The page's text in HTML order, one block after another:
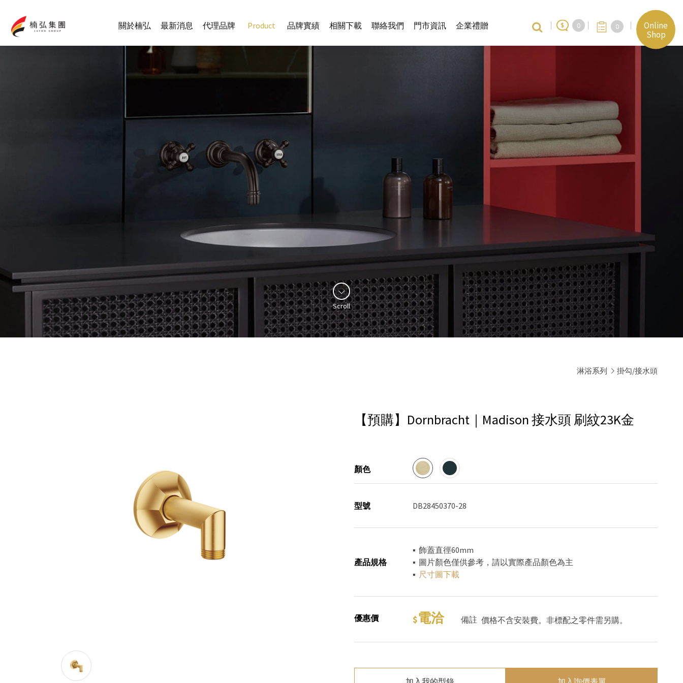
關於楠弘 最新消息 代理品牌 Product 品牌實績 相關下載 聯絡我們 門市資訊 企業禮贈 0 0
Online
Shop
Scroll
淋浴系列 掛勾/接水頭
【預購】Dornbracht｜Madison 接水頭 刷紋23K金
顏色
型號 DB28450370-28
產品規格
▪ 飾蓋直徑60mm
▪ 圖片顏色僅供參考，請以實際產品顏色為主
▪ 尺寸圖下載
優惠價 電洽 備註 價格不含安裝費。非標配之零件需另購。